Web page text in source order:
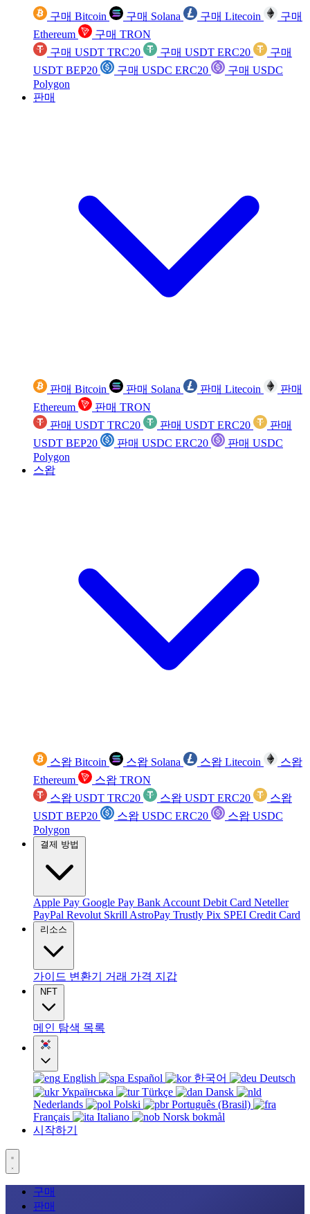
구매 Bitcoin 구매 Solana 구매 Litecoin
구매
Ethereum
구매 TRON
구매 USDT TRC20
구매 USDT ERC20
구매
USDT BEP20
구매 USDC ERC20
구매 USDC
Polygon
판매
판매 Bitcoin 판매 Solana 판매 Litecoin
판매
Ethereum
판매 TRON
판매 USDT TRC20
판매 USDT ERC20
판매
USDT BEP20
판매 USDC ERC20
판매 USDC
Polygon
스왑
스왑 Bitcoin 스왑 Solana 스왑 Litecoin
스왑
Ethereum
스왑 TRON
스왑 USDT TRC20
스왑 USDT ERC20
스왑
USDT BEP20
스왑 USDC ERC20
스왑 USDC
Polygon
결제 방법
Apple Pay Google Pay Bank Account Debit Card Neteller
PayPal Revolut Skrill AstroPay Trustly Pix SPEI Credit Card
리소스
가이드 변환기 거래 가격 지갑
NFT
메인 탐색 목록
English Español 한국어
Deutsch
Українська
Türkçe
Dansk
Nederlands
Polski
Português (Brasil)
Français
Italiano
Norsk bokmål
시작하기
구매
판매